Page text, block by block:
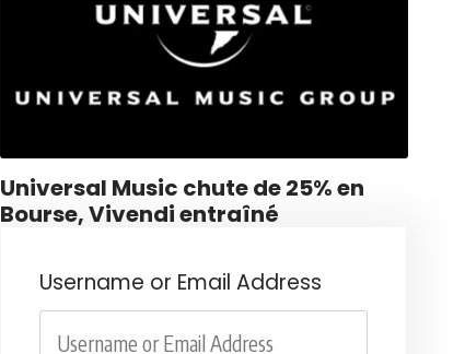
Universal Music chute de 25% en
Bourse, Vivendi entraîné
Username or Email Address